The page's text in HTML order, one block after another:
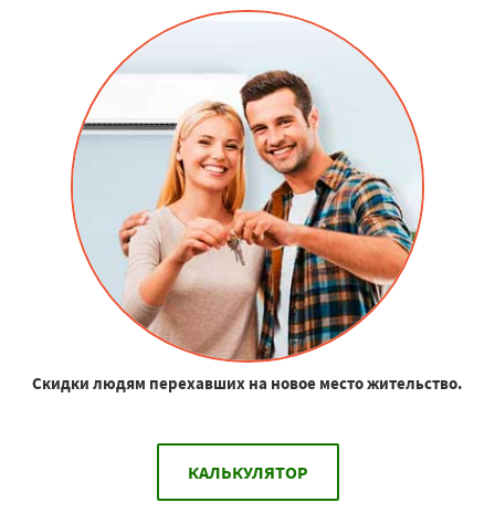
Скидки людям перехавших на новое место жительство.
КАЛЬКУЛЯТОР